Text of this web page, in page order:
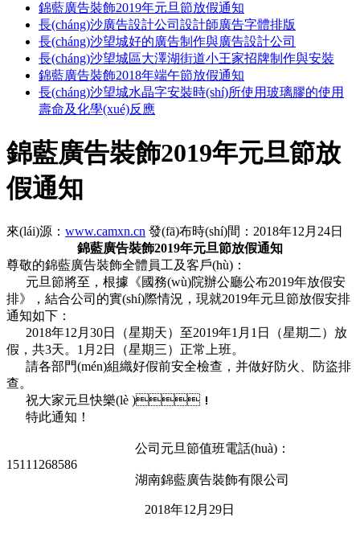
錦藍廣告裝飾2019年元旦節放假通知
長(cháng)沙廣告設計公司設計師廣告字體排版
長(cháng)沙望城好的廣告制作與廣告設計公司
長(cháng)沙望城區大澤湖街道小王家招牌制作與安裝
錦藍廣告裝飾2018年端午節放假通知
長(cháng)沙望城水晶字安裝時(shí)所使用玻璃膠的使用
壽命及化學(xué)反應
錦藍廣告裝飾2019年元旦節放
假通知
來(lái)源： www.camxn.cn 發(fā)布時(shí)間：2018年12月24日
錦藍廣告裝飾2019年元旦節放假通知
尊敬的錦藍廣告裝飾全體員工及客戶(hù)：
元旦節將至，根據《國務(wù)院辦公廳公布2019年放假安
排》，結合公司的實(shí)際情況，現就2019年元旦節放假安排
通知如下：
2018年12月30日（星期天）至2019年1月1日（星期二）放
假，共3天。1月2日（星期三）正常上班。
請各部門(mén)組織好假前安全檢查，并做好防火、防盜排
查。
祝大家元旦快樂(lè )！
特此通知！
公司元旦節值班電話(huà)：
15111268586
湖南錦藍廣告裝飾有限公司
2018年12月29日